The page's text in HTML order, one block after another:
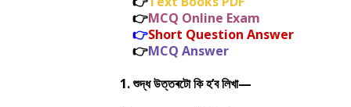
👉MCQ Online Exam
👉Short Question Answer
👉MCQ Answer
1. শুদ্ধ উত্তৰটো কি হ’ব লিখা—